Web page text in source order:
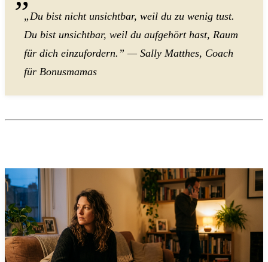
„Du bist nicht unsichtbar, weil du zu wenig tust.
Du bist unsichtbar, weil du aufgehört hast, Raum
für dich einzufordern.” — Sally Matthes, Coach
für Bonusmamas